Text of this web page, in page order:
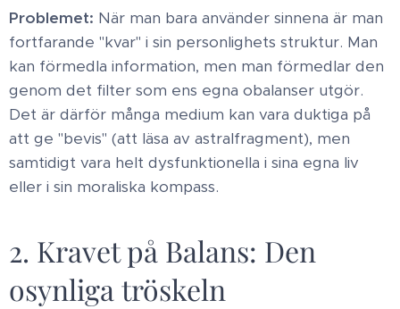
Problemet: När man bara använder sinnena är man
fortfarande "kvar" i sin personlighets struktur. Man
kan förmedla information, men man förmedlar den
genom det filter som ens egna obalanser utgör.
Det är därför många medium kan vara duktiga på
att ge "bevis" (att läsa av astralfragment), men
samtidigt vara helt dysfunktionella i sina egna liv
eller i sin moraliska kompass. ​
2. Kravet på Balans: Den
osynliga tröskeln